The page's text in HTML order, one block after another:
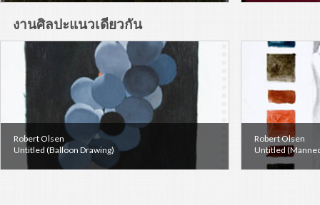
งานศิลปะแนวเดียวกัน
Robert Olsen
Untitled (Balloon Drawing)
Robert Olsen
Untitled